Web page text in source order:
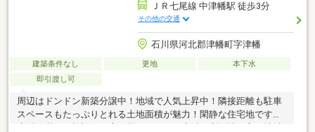
ＪＲ七尾線 中津幡駅 徒歩3分
その他の交通
石川県河北郡津幡町字津幡
建築条件なし 更地
本下水
即引渡し可
周辺はドンドン新築分譲中！地域で人気上昇中！隣接距離も駐車
スペースもたっぷりとれる土地面積が魅力！閑静な住宅地ですが